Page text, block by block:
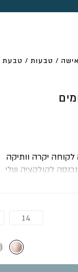
/ טבעות
יקרה וותיקה
לקולקציה שלי
14